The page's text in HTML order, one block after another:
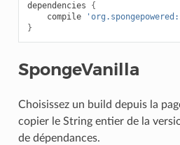
dependencies
{
compile
}
SpongeVanilla
Choisissez un build depuis la
copier le String entier de la
de dépendances.